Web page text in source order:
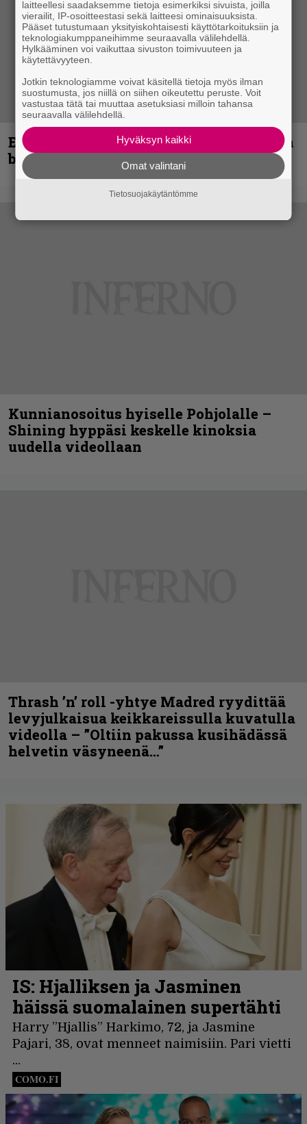
Espoon syyskuu käynnistyy kotimaisen
black metalin merkeissä
Kunnianosoitus hyiselle Pohjolalle –
Shining hyppäsi keskelle kinoksia
uudella videollaan
Thrash ’n’ roll -yhtye Madred ryydittää
levyjulkaisua keikkareissulla kuvatulla
videolla – ”Oltiin pakussa kusihädässä
helvetin väsyneenä…”
laitteellesi saadaksemme tietoja esimerkiksi sivuista, joilla
vierailit, IP-osoitteestasi sekä laitteesi ominaisuuksista.
Pääset tutustumaan yksityiskohtaisesti käyttötarkoituksiin ja
teknologiakumppaneihimme seuraavalla välilehdellä.
Hylkääminen voi vaikuttaa sivuston toimivuuteen ja
käytettävyyteen.
Jotkin teknologiamme voivat käsitellä tietoja myös ilman
suostumusta, jos niillä on siihen oikeutettu peruste. Voit
vastustaa tätä tai muuttaa asetuksiasi milloin tahansa
seuraavalla välilehdellä.
Hyväksyn kaikki
Omat valintani
Tietosuojakäytäntömme